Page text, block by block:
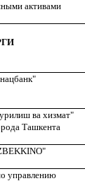
активами
ва хизмат"
Ташкента
управлению